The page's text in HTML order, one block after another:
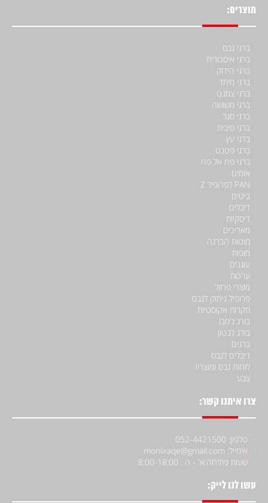
מוצרים:
ברגי גבס
ברגי איסכורית
ברגי הידוק
ברגי מיתד
ברגי צמנט
ברגי משושה
ברגי סגר
ברגי סיבית
ברגי עץ
ברגי פטנט
ברגי פח אל פח
אומים
PAN לפרופיל Z
ביטים
דיבלים
דיסקיות
מאריכים
מוטות הברגה
מופות
עוגנים
ערכות
מוצרי פרזול
פרופיל ניתוק לגבס
תקרות אקוסטיות
בורג ג'מבו
בורג לבטון
ברגים
דיבלים לגבס
לוחות גבס ומוצריו
צבע
צרו איתנו קשר:
טלפון: 052-4421500
אימייל: moniiraqe@gmail.com
שעות פתיחה:א' - ה : 8:00-18:00
עשו לנו לייק: